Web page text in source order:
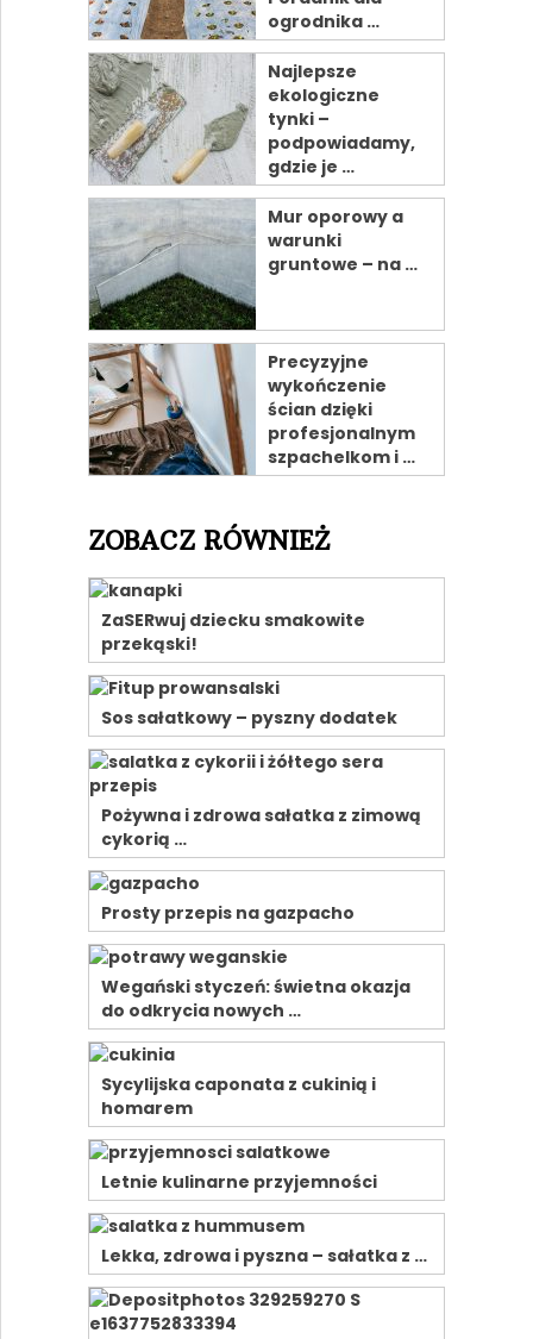
ogrodnika …
Najlepsze
ekologiczne
tynki –
podpowiadamy,
gdzie je …
Mur oporowy a
warunki
gruntowe – na …
Precyzyjne
wykończenie
ścian dzięki
profesjonalnym
szpachelkom i …
ZOBACZ RÓWNIEŻ
ZaSERwuj dziecku smakowite
przekąski!
Sos sałatkowy – pyszny dodatek
Pożywna i zdrowa sałatka z zimową
cykorią …
Prosty przepis na gazpacho
Wegański styczeń: świetna okazja
do odkrycia nowych …
Sycylijska caponata z cukinią i
homarem
Letnie kulinarne przyjemności
Lekka, zdrowa i pyszna – sałatka z …